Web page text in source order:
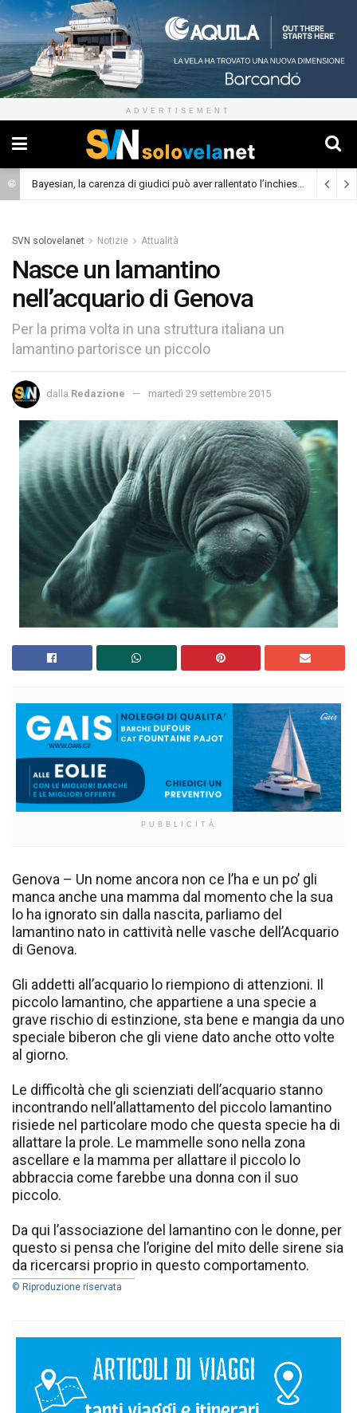
ADVERTISEMENT
Bayesian, la carenza di giudici può aver rallentato l’inchiesta (Cronaca)
SVN solovelanet Notizie Attualità
Nasce un lamantino
nell’acquario di Genova
Per la prima volta in una struttura italiana un
lamantino partorisce un piccolo
dalla Redazione martedì 29 settembre 2015
PUBBLICITÀ
Genova – Un nome ancora non ce l’ha e un po’ gli
manca anche una mamma dal momento che la sua
lo ha ignorato sin dalla nascita, parliamo del
lamantino nato in cattività nelle vasche dell’Acquario
di Genova.
Gli addetti all’acquario lo riempiono di attenzioni. Il
piccolo lamantino, che appartiene a una specie a
grave rischio di estinzione, sta bene e mangia da uno
speciale biberon che gli viene dato anche otto volte
al giorno.
Le difficoltà che gli scienziati dell’acquario stanno
incontrando nell’allattamento del piccolo lamantino
risiede nel particolare modo che questa specie ha di
allattare la prole. Le mammelle sono nella zona
ascellare e la mamma per allattare il piccolo lo
abbraccia come farebbe una donna con il suo
piccolo.
Da qui l’associazione del lamantino con le donne, per
questo si pensa che l’origine del mito delle sirene sia
da ricercarsi proprio in questo comportamento.
© Riproduzione riservata